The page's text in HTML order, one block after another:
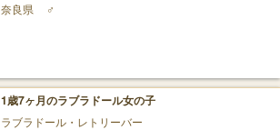
奈良県
♂
1歳7ヶ月のラブラドール女の子
ラブラドール・レトリーバー